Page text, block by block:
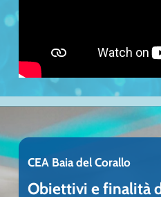
CEA Baia del Corallo
Obiettivi e finalità